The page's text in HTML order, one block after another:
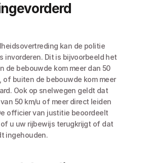
kan de politie
invorderen. Dit is bijvoorbeeld het
de bebouwde kom meer dan 50
of buiten de bebouwde kom meer
Ook op snelwegen geldt dat
50 km/u of meer direct leiden
officier van justitie beoordeelt
of u uw rijbewijs terugkrijgt of dat
ingehouden.